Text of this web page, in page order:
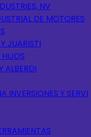
NV
DE MOTORES
JUARISTI
HIJOS
ALBERDI
INVERSIONES Y SERVI